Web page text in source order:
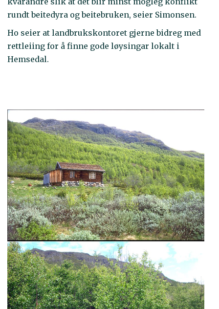
rundt beitedyra og beitebruken, seier Simonsen.
Ho seier at landbrukskontoret gjerne bidreg med
rettleiing for å finne gode løysingar lokalt i
Hemsedal.